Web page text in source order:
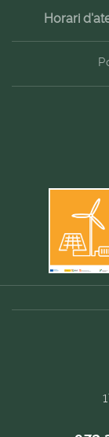
Horari